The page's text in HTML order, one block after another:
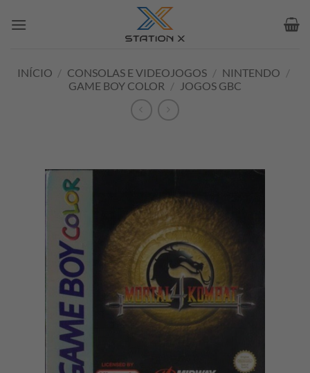
INÍCIO / CONSOLAS E VIDEOJOGOS / NINTENDO /
GAME BOY COLOR / JOGOS GBC